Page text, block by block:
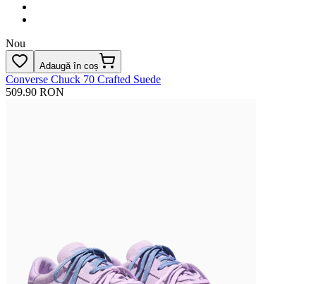
Nou
Adaugă în coș
Converse Chuck 70 Crafted Suede
509.90 RON